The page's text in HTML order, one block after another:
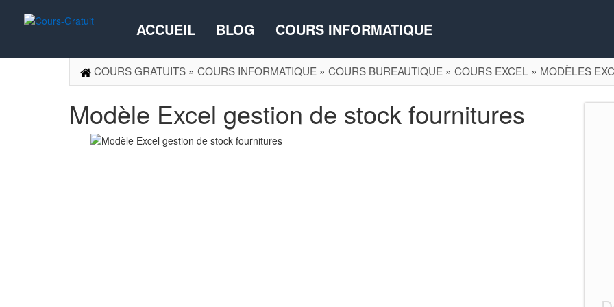
ACCUEIL BLOG COURS INFORMATIQUE
COURS GRATUITS » COURS INFORMATIQUE » COURS BUREAUTIQUE » COURS EXCEL » MODÈLES
Modèle Excel gestion de stock fournitures